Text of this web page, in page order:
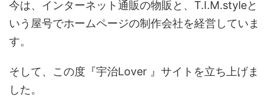
今は、インターネット通販の物販と、T.I.M.styleと
いう屋号でホームページの制作会社を経営していま
す。
そして、この度『宇治Lover 』サイトを立ち上げま
した。